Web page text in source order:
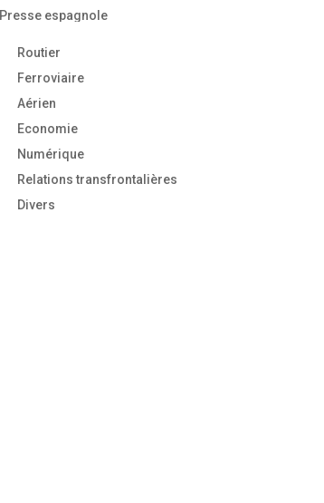
Presse espagnole
Routier
Ferroviaire
Aérien
Economie
Numérique
Relations transfrontalières
Divers